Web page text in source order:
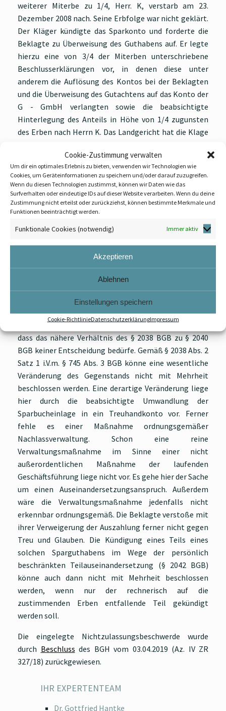
Cookie-Zustimmung verwalten
Um dir ein optimales Erlebnis zu bieten, verwenden wir Technologien wie
Cookies, um Geräteinformationen zu speichern und/oder darauf zuzugreifen.
Wenn du diesen Technologien zustimmst, können wir Daten wie das
Surfverhalten oder eindeutige IDs auf dieser Website verarbeiten. Wenn du deine
Zustimmung nicht erteilst oder zurückziehst, können bestimmte Merkmale und
Funktionen beeinträchtigt werden.
Funktionale Cookies (notwendig) Immer aktiv
Akzeptieren
Ablehnen
Einstellungen speichern
Cookie-RichtlinieDatenschutzerklärungImpressum
weiterer Miterbe zu 1/4, Herr. K, verstarb am 23.
Dezember 2008 nach. Seine Erbfolge war nicht geklärt.
Der Kläger kündigte das Sparkonto und forderte die
Beklagte zu Überweisung des Guthabens auf. Er legte
hierzu eine von 3/4 der Miterben unterschriebene
Beschlusserklärungen vor, in denen diese unter
anderem die Auflösung des Kontos bei der Beklagten
und die Überweisung des Gutachtens auf das Konto der
G - GmbH verlangten sowie die beabsichtigte
Hinterlegung des Anteils in Höhe von 1/4 zugunsten
des Erben nach Herrn K. Das Landgericht hat die Klage
Das Kammergericht entschied, dass die Klage zu Recht
abgewiesen wurde und wies die Berufung zurück.
Das Kammergericht Berlin stellte fest, dass wenn der
Nachlass ausschließlich aus einem Guthaben auf einem
Sparbuch des Erblassers besteht, könne in der
Kündigung dieses Sparbuchs zum Zweck der
des Nachlasses liegen. In diesem Fall könne die
Kündigung nicht nach § 2038 Abs. 1 BGB mit Mehrheit
einschließlich der Auszahlung stelle keine mit
Stimmenmehrheit zu beschließende
Verwaltungsmaßnahmen Sinne von § 2038 BGB dar, so
dass das nähere Verhältnis des § 2038 BGB zu § 2040
BGB keiner Entscheidung bedürfe. Gemäß § 2038 Abs. 2
Satz 1 i.V.m. § 745 Abs. 3 BGB könne eine wesentliche
Veränderung des Gegenstands nicht mit Mehrheit
beschlossen werden. Eine derartige Veränderung liege
hier durch die beabsichtigte Umwandlung der
Sparbucheinlage in ein Treuhandkonto vor. Ferner
fehle es einer Maßnahme ordnungsgemäßer
Nachlassverwaltung. Schon eine reine
Verwaltungsmaßnahme im Sinne einer nicht
außerordentlichen Maßnahme der laufenden
Geschäftsführung liege nicht vor. Es gehe hier der Sache
um einen Auseinandersetzungsanspruch. Außerdem
wäre die Verwaltungsmaßnahme jedenfalls nicht
erkennbar ordnungsgemäß. Die Beklagte verstoße mit
ihrer Verweigerung der Auszahlung ferner nicht gegen
Treu und Glauben. Die Kündigung eines Teils eines
solchen Sparguthabens im Wege der persönlich
beschränkten Teilauseinandersetzung (§ 2042 BGB)
könne auch dann nicht mit Mehrheit beschlossen
werden, wenn nur der rechnerisch auf die
zustimmenden Erben entfallende Teil gekündigt
werden soll.
Die eingelegte Nichtzulassungsbeschwerde wurde
durch Beschluss des BGH vom 03.04.2019 (Az. IV ZR
327/18) zurückgewiesen.
IHR EXPERTENTEAM
Dr. Gottfried Hantke